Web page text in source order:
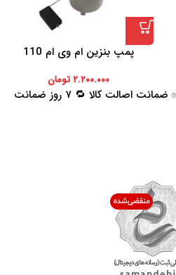
پمپ بنزین ام وی ام 110
۲.۲۰۰.۰۰۰تومان
🚚 ارسال سریع به سراسر کشور ✅ ضمانت اصالت کالا 🔁 ۷ روز ضمانت